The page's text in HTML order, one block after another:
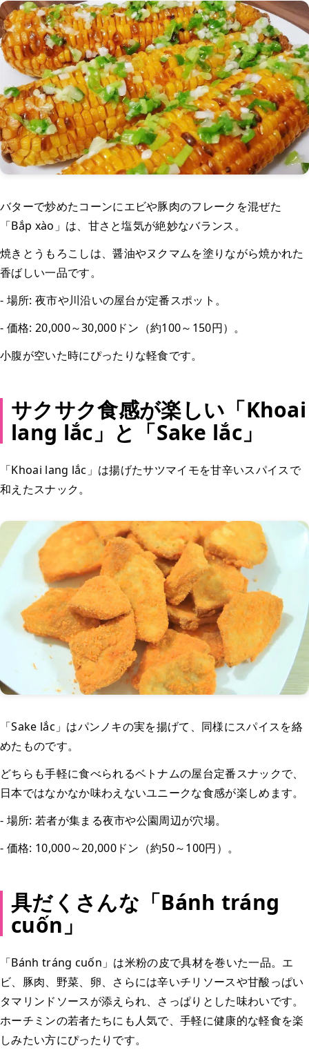
バターで炒めたコーンにエビや豚肉のフレークを混ぜた
「Bắp xào」は、甘さと塩気が絶妙なバランス。
焼きとうもろこしは、醤油やヌクマムを塗りながら焼かれた
香ばしい一品です。
- 場所: 夜市や川沿いの屋台が定番スポット。
- 価格: 20,000～30,000ドン（約100～150円）。
小腹が空いた時にぴったりな軽食です。
サクサク食感が楽しい「Khoai
lang lắc」と「Sake lắc」
「Khoai lang lắc」は揚げたサツマイモを甘辛いスパイスで
和えたスナック。
「Sake lắc」はパンノキの実を揚げて、同様にスパイスを絡
めたものです。
どちらも手軽に食べられるベトナムの屋台定番スナックで、
日本ではなかなか味わえないユニークな食感が楽しめます。
- 場所: 若者が集まる夜市や公園周辺が穴場。
- 価格: 10,000～20,000ドン（約50～100円）。
具だくさんな「Bánh tráng
cuốn」
「Bánh tráng cuốn」は米粉の皮で具材を巻いた一品。エ
ビ、豚肉、野菜、卵、さらには辛いチリソースや甘酸っぱい
タマリンドソースが添えられ、さっぱりとした味わいです。
ホーチミンの若者たちにも人気で、手軽に健康的な軽食を楽
しみたい方にぴったりです。